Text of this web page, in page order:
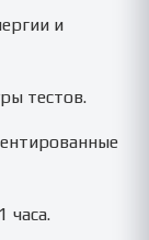
и
тестов.
часа.